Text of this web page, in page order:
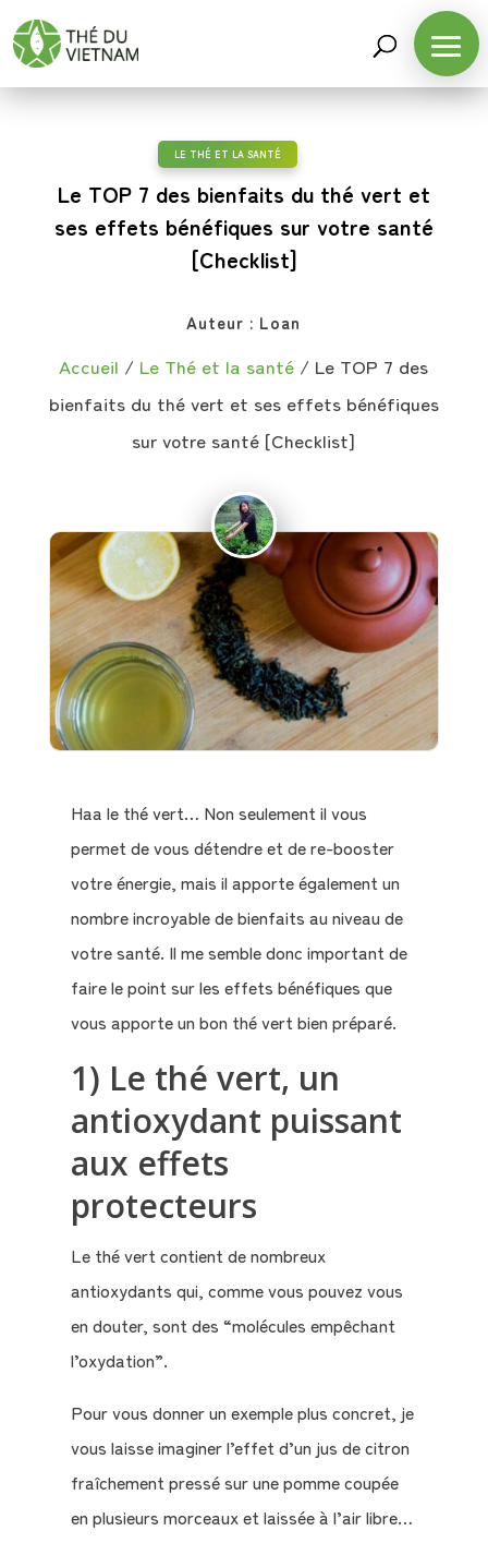
LE THÉ ET LA SANTÉ
Le TOP 7 des bienfaits du thé vert et
ses effets bénéfiques sur votre santé
[Checklist]
Auteur : Loan
Accueil / Le Thé et la santé / Le TOP 7 des
bienfaits du thé vert et ses effets bénéfiques
sur votre santé [Checklist]
Haa le thé vert… Non seulement il vous
permet de vous détendre et de re-booster
votre énergie, mais il apporte également un
nombre incroyable de bienfaits au niveau de
votre santé. Il me semble donc important de
faire le point sur les effets bénéfiques que
vous apporte un bon thé vert bien préparé.
1) Le thé vert, un
antioxydant puissant
aux effets
protecteurs
Le thé vert contient de nombreux
antioxydants qui, comme vous pouvez vous
en douter, sont des “molécules empêchant
l’oxydation”.
Pour vous donner un exemple plus concret, je
vous laisse imaginer l’effet d’un jus de citron
fraîchement pressé sur une pomme coupée
en plusieurs morceaux et laissée à l’air libre…